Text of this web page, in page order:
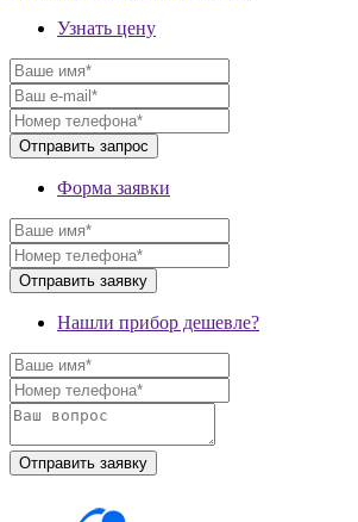
Узнать цену
Форма заявки
Нашли прибор дешевле?